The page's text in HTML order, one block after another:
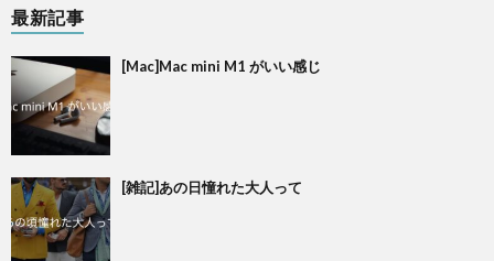
最新記事
[Mac]Mac mini M1 がいい感じ
[雑記]あの日憧れた大人って